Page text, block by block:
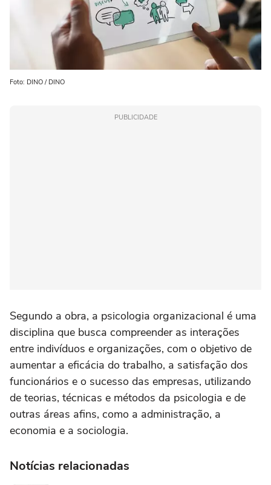
Foto: DINO / DINO
PUBLICIDADE
Segundo a obra, a psicologia organizacional é uma
disciplina que busca compreender as interações
entre indivíduos e organizações, com o objetivo de
aumentar a eficácia do trabalho, a satisfação dos
funcionários e o sucesso das empresas, utilizando
de teorias, técnicas e métodos da psicologia e de
outras áreas afins, como a administração, a
economia e a sociologia.
Notícias relacionadas